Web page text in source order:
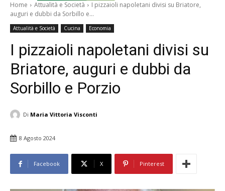
Home Attualità e Società
I pizzaioli napoletani divisi su Briatore,
auguri e dubbi da Sorbillo e...
Attualità e Società Cucina Economia
I pizzaioli napoletani divisi su
Briatore, auguri e dubbi da
Sorbillo e Porzio
Di Maria Vittoria Visconti
8 Agosto 2024
Facebook X Pinterest